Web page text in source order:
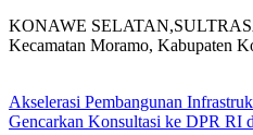
KONAWE
Kecamatan Moramo, Kabupaten
Akselerasi Pembangunan
Gencarkan Konsultasi ke DPR RI